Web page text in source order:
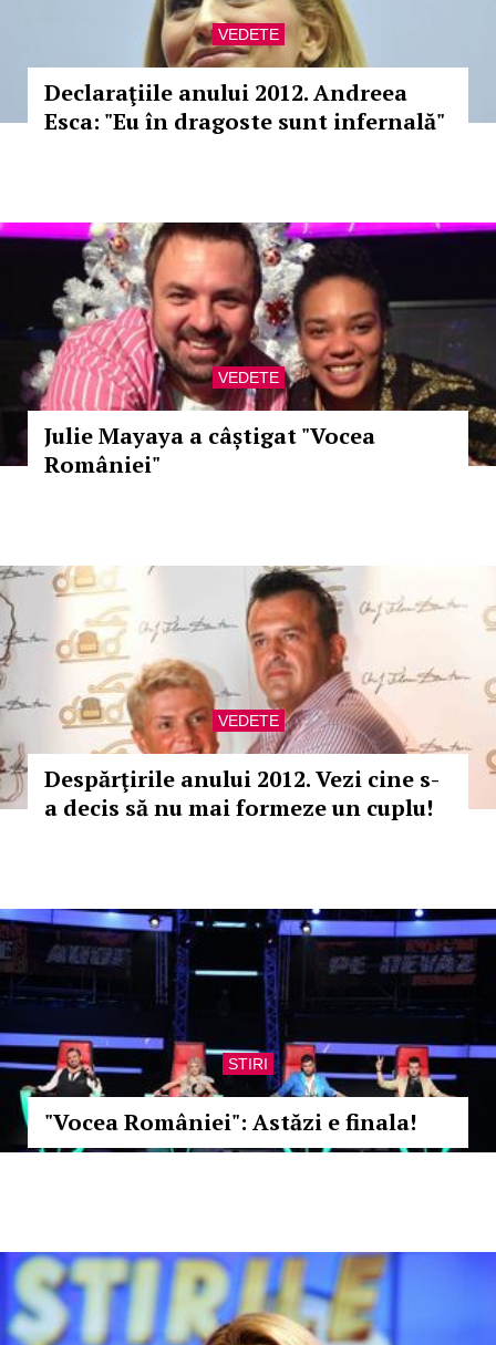
VEDETE
Declaraţiile anului 2012. Andreea
Esca: "Eu în dragoste sunt infernală"
VEDETE
Julie Mayaya a câștigat "Vocea
României"
VEDETE
Despărţirile anului 2012. Vezi cine s-
a decis să nu mai formeze un cuplu!
STIRI
"Vocea României": Astăzi e finala!